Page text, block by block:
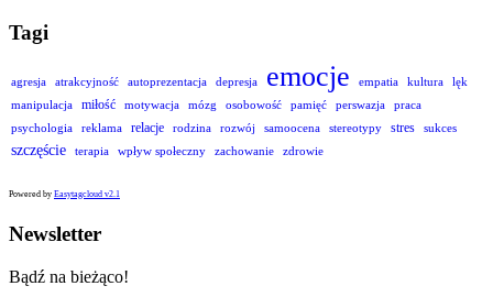
Tagi
agresja atrakcyjność autoprezentacja depresja emocje empatia kultura
lęk
manipulacja
miłość motywacja mózg osobowość pamięć perswazja
praca
psychologia
reklama relacje rodzina rozwój samoocena stereotypy stres sukces
szczęście terapia wpływ społeczny zachowanie zdrowie
Powered by Easytagcloud v2.1
Newsletter
Bądź na bieżąco!